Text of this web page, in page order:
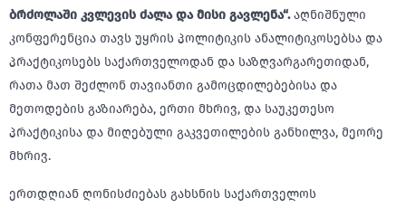
ბრძოლაში კვლევის ძალა და მისი გავლენა“.აღნიშნული
კონფერენცია თავს უყრის პოლიტიკის ანალიტიკოსებსა და
პრაქტიკოსებს საქართველოდან და საზღვარგარეთიდან,
რათა მათ შეძლონ თავიანთი გამოცდილებებისა და
მეთოდების გაზიარება, ერთი მხრივ, და საუკეთესო
პრაქტიკისა და მიღებული გაკვეთილების განხილვა, მეორე
მხრივ.
ერთდღიან ღონისძიებას გახსნის საქართველოს